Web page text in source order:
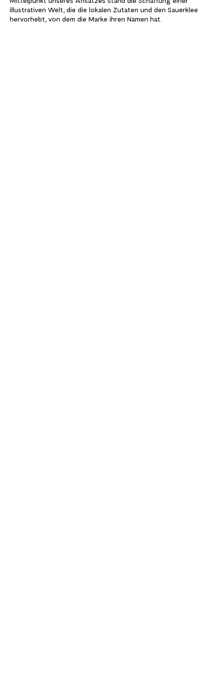
illustrativen Welt, die die lokalen Zutaten und den Sauerklee
hervorhebt, von dem die Marke ihren Namen hat.